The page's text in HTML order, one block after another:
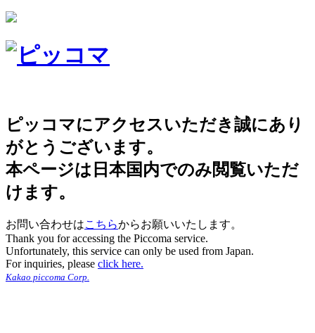
ピッコマにアクセスいただき誠にあり
がとうございます。
本ページは日本国内でのみ閲覧いただ
けます。
お問い合わせはこちらからお願いいたします。
Thank you for accessing the Piccoma service.
Unfortunately, this service can only be used from Japan.
For inquiries, please click here.
Kakao piccoma Corp.